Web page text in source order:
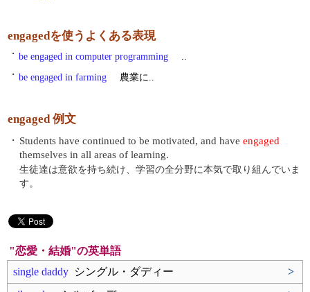
engagedを使うよくある表現
・ be engaged in computer programming
..
・ be engaged in farming 農業に..
engaged 例文
・ Students have continued to be motivated, and have engaged
themselves in all areas of learning.
生徒達は意欲を持ち続け、学習の全分野に本気で取り組んでいま
す。
"恋愛・結婚"の英単語
single daddy シングル・ダディー
>